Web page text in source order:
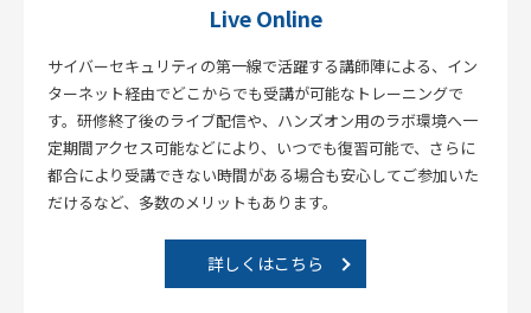
Live Online
サイバーセキュリティの第一線で活躍する講師陣による、イン
ターネット経由でどこからでも受講が可能なトレーニングで
す。研修終了後のライブ配信や、ハンズオン用のラボ環境へ一
定期間アクセス可能などにより、いつでも復習可能で、さらに
都合により受講できない時間がある場合も安心してご参加いた
だけるなど、多数のメリットもあります。
詳しくはこちら